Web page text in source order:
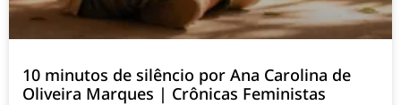
10 minutos de silêncio por Ana Carolina de
Oliveira Marques | Crônicas Feministas